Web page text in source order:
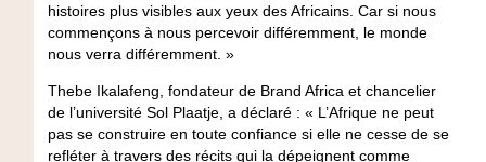
histoires plus visibles aux yeux des Africains. Car si nous
commençons à nous percevoir différemment, le monde
nous verra différemment. »
Thebe Ikalafeng, fondateur de Brand Africa et chancelier
de l’université Sol Plaatje, a déclaré : « L’Afrique ne peut
pas se construire en toute confiance si elle ne cesse de se
refléter à travers des récits qui la dépeignent comme